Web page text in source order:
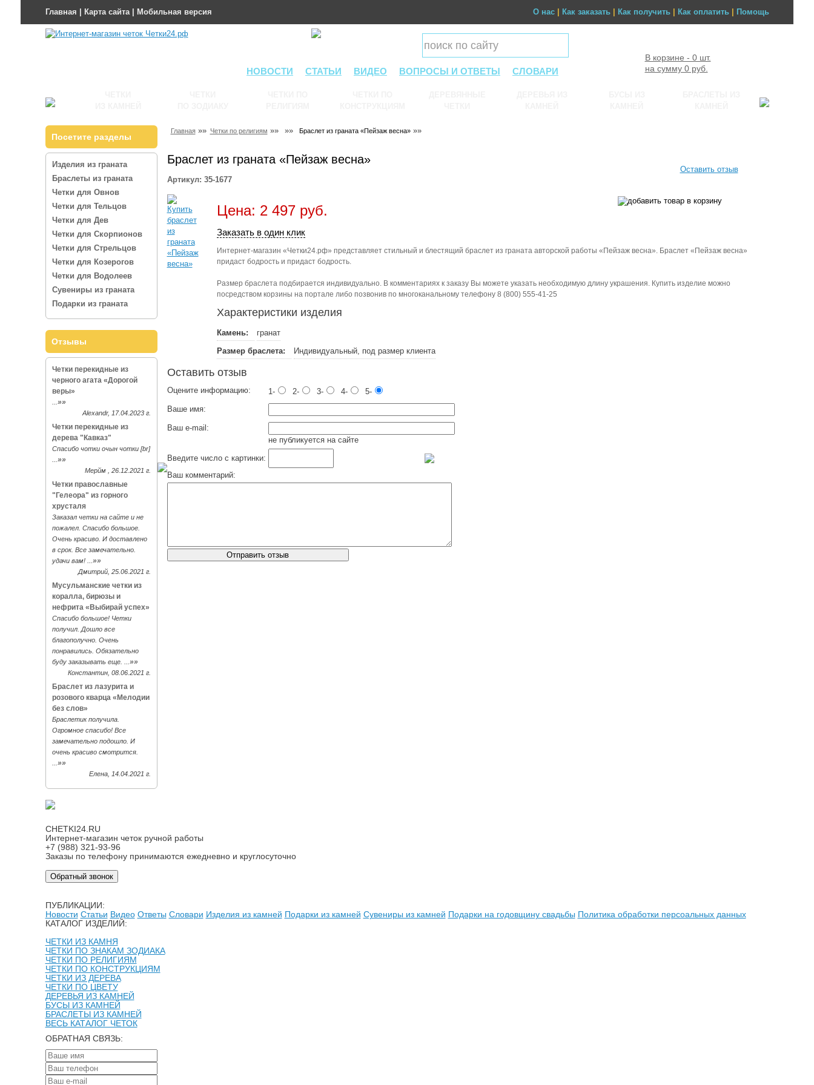
Главная Карта сайта| Мобильная версия О нас| Как заказать| Как получить| Как оплатить| Помощь
НОВОСТИ СТАТЬИ ВИДЕО ВОПРОСЫ И ОТВЕТЫ СЛОВАРИ
В корзине - 0 шт.
на сумму 0 руб.
Посетите разделы
Изделия из граната
Браслеты из граната
Четки для Овнов
Четки для Тельцов
Четки для Дев
Четки для Скорпионов
Четки для Стрельцов
Четки для Козерогов
Четки для Водолеев
Сувениры из граната
Подарки из граната
Отзывы
Четки перекидные из
черного агата «Дорогой
веры»
»»
Alexandr, 17.04.2023 г.
Четки перекидные из
дерева "Кавказ"
Спасибо чотки очын чотки [br]
»»
Мерйм , 26.12.2021 г.
Четки православные
"Гелеора" из горного
хрусталя
Заказал четки на сайте и не
пожалел. Спасибо большое.
Очень красиво. И доставлено
в срок. Все замечательно.
удачи вам! ... »»
Дмитрий, 25.06.2021 г.
Мусульманские четки из
коралла, бирюзы и
нефрита «Выбирай успех»
Спасибо большое! Четки
получил. Дошло все
благополучно. Очень
понравились. Обязательно
буду заказывать еще. ... »»
Константин, 08.06.2021 г.
Браслет из лазурита и
розового кварца «Мелодии
без слов»
Браслетик получила.
Огромное спасибо! Все
замечательно подошло. И
очень красиво смотрится.
»»
Елена, 14.04.2021 г.
Главная»» Четки по религиям »» »» Браслет из граната «Пейзаж весна»»»
Браслет из граната «Пейзаж весна»
Артикул: 35-1677
Оставить отзыв
Цена: 2 497 руб.
Заказать в один клик
Интернет-магазин «Четки24.рф» представляет стильный и блестящий браслет из граната авторской работы «Пейзаж весна». Браслет «Пейзаж весна»
придаст бодрость и придаст бодрость.
Размер браслета подбирается индивидуально. В комментариях к заказу Вы можете указать необходимую длину украшения. Купить изделие можно
посредством корзины на портале либо позвонив по многоканальному телефону 8 (800) 555-41-25
Характеристики изделия
Камень:
гранат
Размер браслета:
Индивидуальный, под размер клиента
Оставить отзыв
Оцените информацию: 1- 2- 3- 4-
5-
Ваше имя:
Ваш e-mail:
не публикуется на сайте
Введите число с картинки:
Ваш комментарий:
CHETKI24.RU
Интернет-магазин четок ручной работы
+7 (988) 321-93-96
Заказы по телефону принимаются ежедневно и круглосуточно
Обратный звонок
ПУБЛИКАЦИИ:
Новости Статьи Видео Ответы Словари Изделия из камней Подарки из камней Сувениры из камней Подарки на годовщину свадьбы Политика обработки персоальных данных
КАТАЛОГ ИЗДЕЛИЙ:
ЧЕТКИ ИЗ КАМНЯ
ЧЕТКИ ПО ЗНАКАМ ЗОДИАКА
ЧЕТКИ ПО РЕЛИГИЯМ
ЧЕТКИ ПО КОНСТРУКЦИЯМ
ЧЕТКИ ИЗ ДЕРЕВА
ЧЕТКИ ПО ЦВЕТУ
ДЕРЕВЬЯ ИЗ КАМНЕЙ
БУСЫ ИЗ КАМНЕЙ
БРАСЛЕТЫ ИЗ КАМНЕЙ
ВЕСЬ КАТАЛОГ ЧЕТОК
ОБРАТНАЯ СВЯЗЬ: